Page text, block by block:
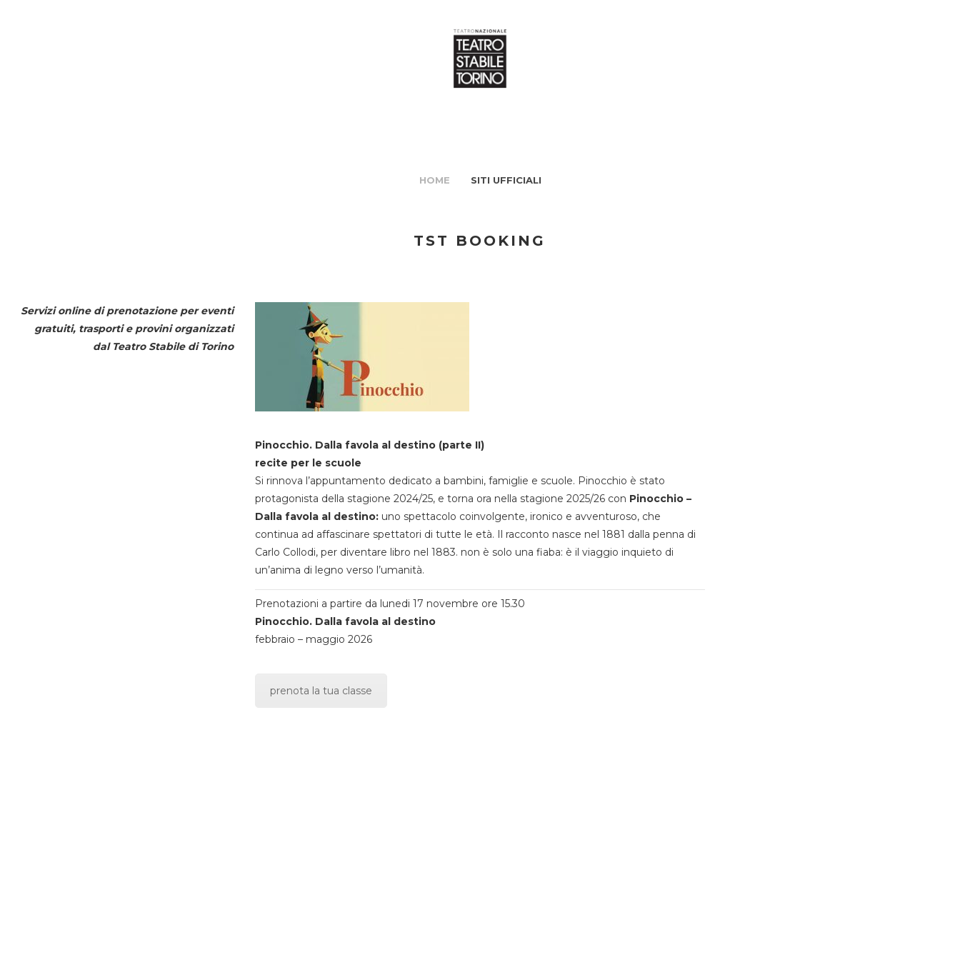
HOME SITI UFFICIALI
TST BOOKING
Servizi online di prenotazione per eventi
gratuiti, trasporti e provini organizzati
dal Teatro Stabile di Torino
Pinocchio. Dalla favola al destino (parte II)
recite per le scuole
Si rinnova l’appuntamento dedicato a bambini, famiglie e scuole. Pinocchio è stato
protagonista della stagione 2024/25, e torna ora nella stagione 2025/26 con Pinocchio –
Dalla favola al destino:uno spettacolo coinvolgente, ironico e avventuroso, che
continua ad affascinare spettatori di tutte le età. Il racconto nasce nel 1881 dalla penna di
Carlo Collodi, per diventare libro nel 1883. non è solo una fiaba: è il viaggio inquieto di
un’anima di legno verso l’umanità.
Prenotazioni a partire da lunedi 17 novembre ore 15.30
Pinocchio. Dalla favola al destino
febbraio – maggio 2026
prenota la tua classe